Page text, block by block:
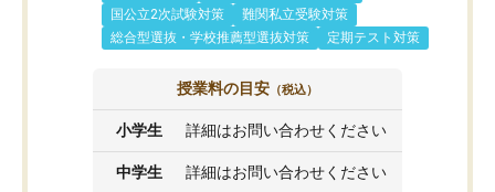
国公立2次試験対策
難関私立受験対策
総合型選抜・学校推薦型選抜対策
定期テスト対策
授業料の目安 （税込）
小学生 詳細はお問い合わせください
中学生 詳細はお問い合わせください